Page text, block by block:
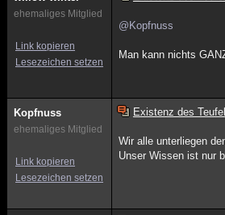
ehemaliges Mitglied
Link kopieren
Lesezeichen setzen
@Kopfnuss
Man kann nichts
Kopfnuss
ehemaliges Mitglied
Link kopieren
Lesezeichen setzen
Existenz des
Wir alle unterliegen
Unser Wissen ist nur